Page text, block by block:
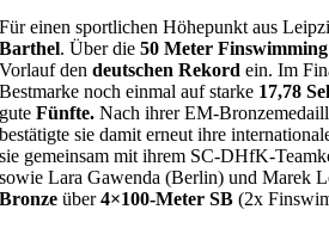
Für einen sportlichen Höhepunkt aus
Barthel. Über die50 Meter Finswimming
Vorlauf dendeutschen Rekord ein. Im
Bestmarke noch einmal auf starke 17,78
gute Fünfte.Nach ihrer EM-
bestätigte sie damit erneut ihre
sie gemeinsam mit ihrem SC-DHfK-
sowie Lara Gawenda (Berlin) und Marek
Bronzeüber4×100-Meter SB (2x